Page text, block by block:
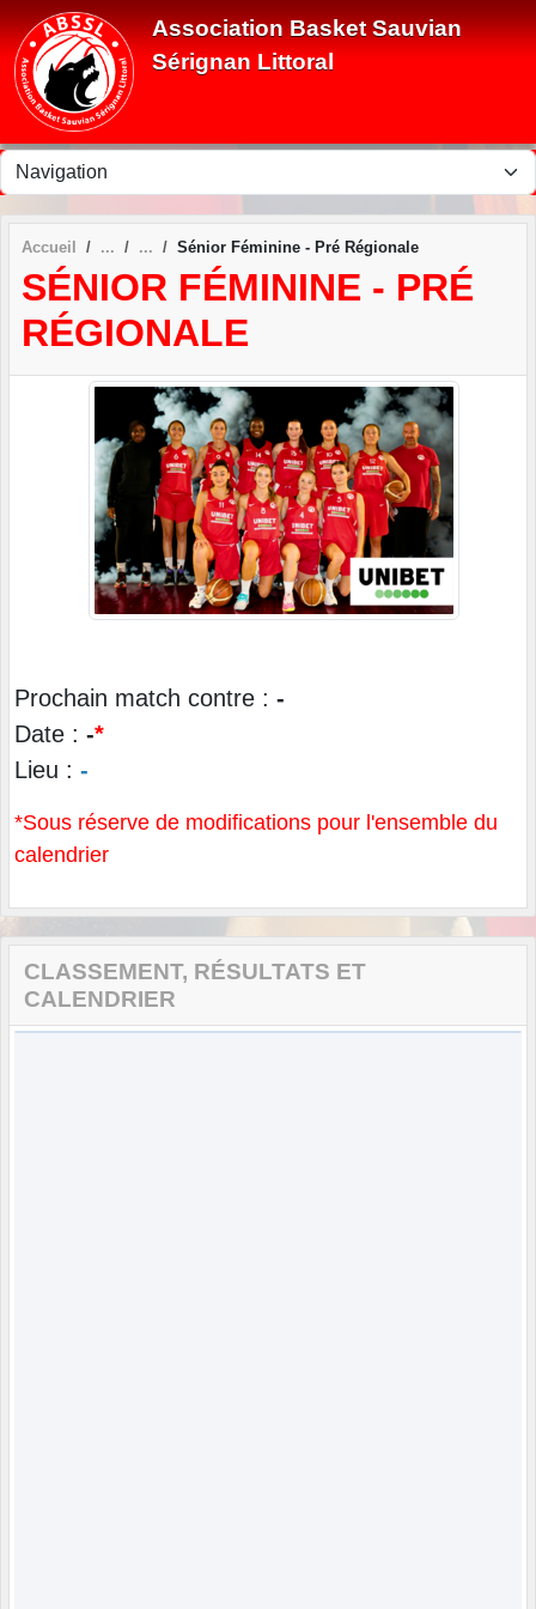
Association Basket Sauvian
Sérignan Littoral
Accueil Sénior Féminine - Pré Régionale
SÉNIOR FÉMININE - PRÉ
RÉGIONALE
Prochain match contre : -
Date : -*
Lieu : -
*Sous réserve de modifications pour l'ensemble du
calendrier
CLASSEMENT, RÉSULTATS ET
CALENDRIER
Panneau de gestion des cookies